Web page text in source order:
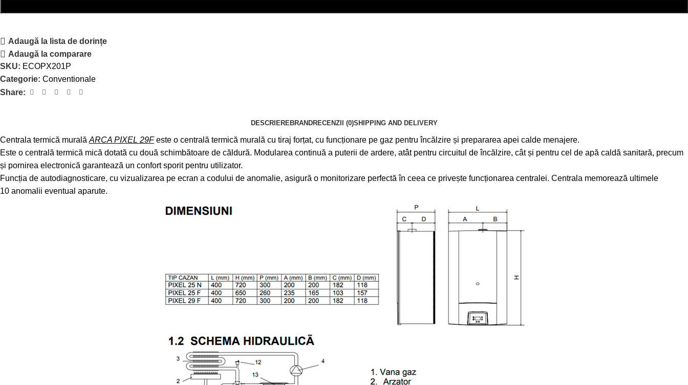
Adaugă la lista de dorințe
Adaugă la comparare
SKU: ECOPX201P
Categorie: Conventionale
Share:
DESCRIERE BRANDRECENZII (0)SHIPPING AND DELIVERY
Centrala termică murală ARCA PIXEL 29Feste o centrală termică murală cu tiraj forțat, cu funcționare pe gaz pentru încălzire și prepararea apei calde menajere.
Este o centrală termică mică dotată cu două schimbătoare de căldură. Modularea continuă a puterii de ardere, atât pentru circuitul de încălzire, cât și pentru cel de apă caldă sanitară, precum
și pornirea electronică garantează un confort sporit pentru utilizator.
Funcția de autodiagnosticare, cu vizualizarea pe ecran a codului de anomalie, asigură o monitorizare perfectă în ceea ce privește funcționarea centralei. Centrala memorează ultimele
10 anomalii eventual aparute.